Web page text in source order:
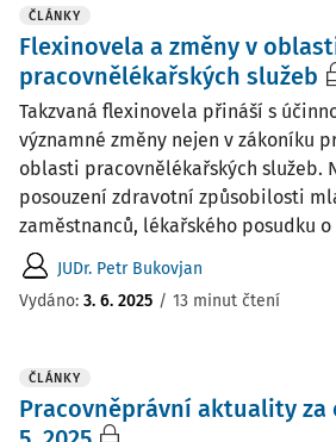
ČLÁNKY
Flexinovela a změny v
pracovnělékařských služeb
Takzvaná flexinovela přináší s
významné změny nejen v zákoníku
oblasti pracovnělékařských služeb.
posouzení zdravotní způsobilosti
zaměstnanců, lékařského posudku
JUDr. Petr Bukovjan
Vydáno: 3. 6. 2025 / 13 minut čtení
ČLÁNKY
Pracovněprávní aktuality za